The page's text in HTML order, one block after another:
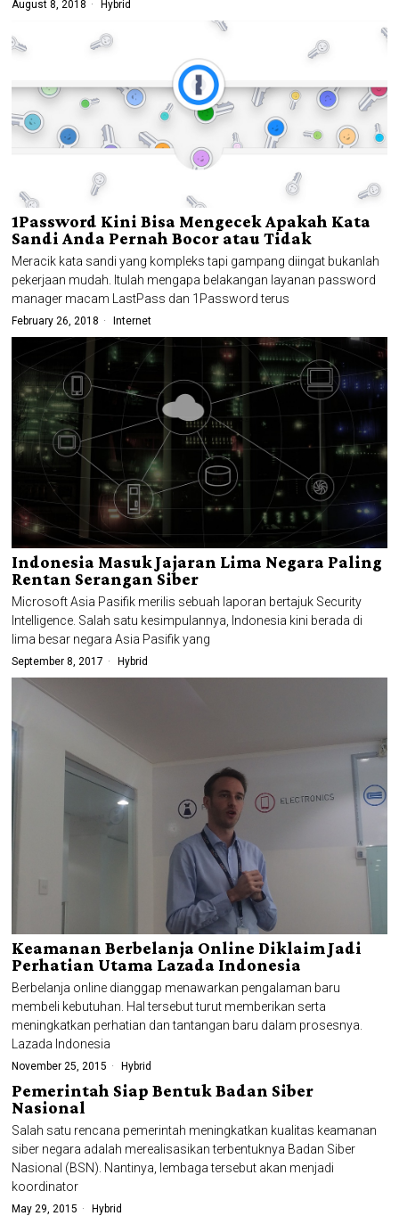
August 8, 2018 Hybrid
1Password Kini Bisa Mengecek Apakah Kata
Sandi Anda Pernah Bocor atau Tidak
Meracik kata sandi yang kompleks tapi gampang diingat bukanlah
pekerjaan mudah. Itulah mengapa belakangan layanan password
manager macam LastPass dan 1Password terus
February 26, 2018 Internet
Indonesia Masuk Jajaran Lima Negara Paling
Rentan Serangan Siber
Microsoft Asia Pasifik merilis sebuah laporan bertajuk Security
Intelligence. Salah satu kesimpulannya, Indonesia kini berada di
lima besar negara Asia Pasifik yang
September 8, 2017 Hybrid
Keamanan Berbelanja Online Diklaim Jadi
Perhatian Utama Lazada Indonesia
Berbelanja online dianggap menawarkan pengalaman baru
membeli kebutuhan. Hal tersebut turut memberikan serta
meningkatkan perhatian dan tantangan baru dalam prosesnya.
Lazada Indonesia
November 25, 2015 Hybrid
Pemerintah Siap Bentuk Badan Siber
Nasional
Salah satu rencana pemerintah meningkatkan kualitas keamanan
siber negara adalah merealisasikan terbentuknya Badan Siber
Nasional (BSN). Nantinya, lembaga tersebut akan menjadi
koordinator
May 29, 2015 Hybrid